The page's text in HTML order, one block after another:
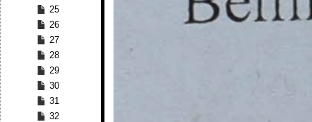
25
26
27
28
29
30
31
32